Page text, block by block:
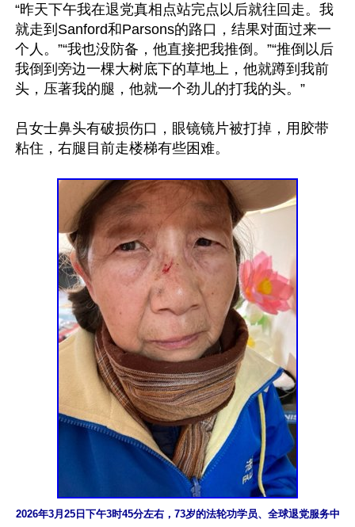
“昨天下午我在退党真相点站完点以后就往回走。我
就走到Sanford和Parsons的路口，结果对面过来一
个人。”“我也没防备，他直接把我推倒。”“推倒以后
我倒到旁边一棵大树底下的草地上，他就蹲到我前
头，压著我的腿，他就一个劲儿的打我的头。”
吕女士鼻头有破损伤口，眼镜镜片被打掉，用胶带
粘住，右腿目前走楼梯有些困难。
2026年3月25日下午3时45分左右，73岁的法轮功学员、全球退党服务中